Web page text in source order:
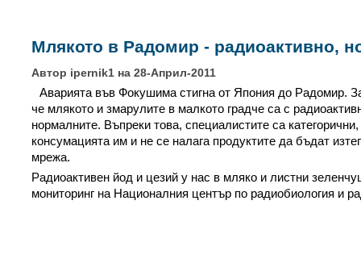
Млякото в Радомир - радиоактивно,
Автор ipernik1 на 28-Април-2011
Аварията във Фокушима стигна от Япония до Радомир.
че млякото и змарулите в малкото градче са с
нормалните. Въпреки това, специалистите са
консумацията им и не се налага продуктите да бъдат
мрежа.
Радиоактивен йод и цезий у нас в мляко и листни
мониторинг на Националния център по радиобиология и